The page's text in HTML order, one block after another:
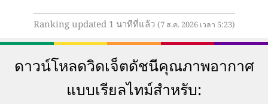
Ranking updated 1 นาทีที่แล้ว (7 ส.ค. 2026 เวลา 5:23)
ดาวน์โหลดวิดเจ็ตดัชนีคุณภาพอากาศ
แบบเรียลไทม์สำหรับ: